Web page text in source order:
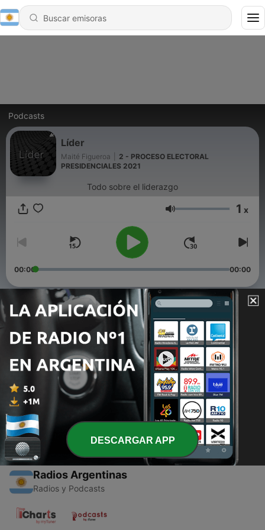
Podcasts
Líder
Maité Figueroa
2 - PROCESO ELECTORAL
PRESIDENCIALES 2021
Todo sobre el liderazgo
Volumen 1 x
00:00 00:00
Episodios
2 - PROCESO ELECTORAL PRESIDENCIALES 2021
20 feb. 2021
El liderazgo
28 ene. 2021
Radios Argentinas
Radios y Podcasts
DESCARGAR APP